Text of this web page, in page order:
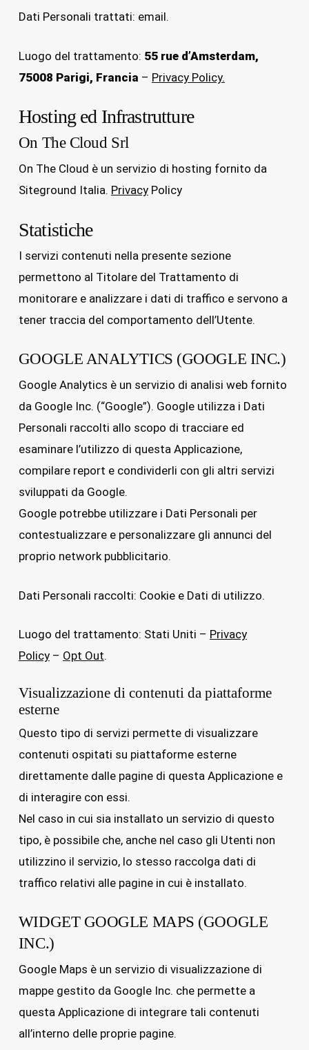
Dati Personali trattati: email.
Luogo del trattamento: 55 rue d’Amsterdam,
75008 Parigi, Francia – Privacy Policy.
Hosting ed Infrastrutture
On The Cloud Srl
On The Cloud è un servizio di hosting fornito da
Siteground Italia. PrivacyPolicy
Statistiche
I servizi contenuti nella presente sezione
permettono al Titolare del Trattamento di
monitorare e analizzare i dati di traffico e servono a
tener traccia del comportamento dell’Utente.
GOOGLE ANALYTICS (GOOGLE INC.)
Google Analytics è un servizio di analisi web fornito
da Google Inc. (“Google”). Google utilizza i Dati
Personali raccolti allo scopo di tracciare ed
esaminare l’utilizzo di questa Applicazione,
compilare report e condividerli con gli altri servizi
sviluppati da Google.
Google potrebbe utilizzare i Dati Personali per
contestualizzare e personalizzare gli annunci del
proprio network pubblicitario.
Dati Personali raccolti: Cookie e Dati di utilizzo.
Luogo del trattamento: Stati Uniti – Privacy
Policy– Opt Out.
Visualizzazione di contenuti da piattaforme
esterne
Questo tipo di servizi permette di visualizzare
contenuti ospitati su piattaforme esterne
direttamente dalle pagine di questa Applicazione e
di interagire con essi.
Nel caso in cui sia installato un servizio di questo
tipo, è possibile che, anche nel caso gli Utenti non
utilizzino il servizio, lo stesso raccolga dati di
traffico relativi alle pagine in cui è installato.
WIDGET GOOGLE MAPS (GOOGLE
INC.)
Google Maps è un servizio di visualizzazione di
mappe gestito da Google Inc. che permette a
questa Applicazione di integrare tali contenuti
all’interno delle proprie pagine.